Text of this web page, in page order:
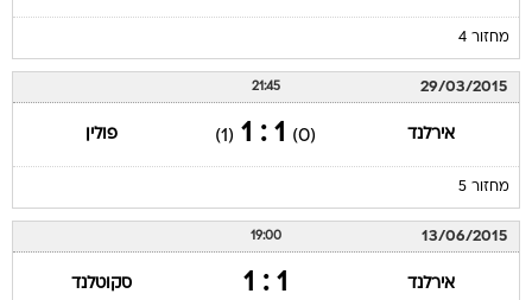
מחזור 4
29/03/2015
21:45
אירלנד (0)
1 : 1
(1) פולין
מחזור 5
13/06/2015
19:00
אירלנד 1 : 1 סקוטלנד